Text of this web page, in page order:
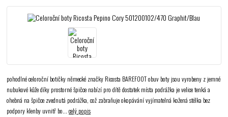
pohodlné celoroční botičky německé značky Ricosta BAREFOOT obuv boty jsou vyrobeny z jemné
nubukové kůže díky prostorné špičce nabízí pro dítě dostatek místa podrážka je velice tenká a
ohebná na špičce zvednutá podrážka, což zabraňuje okopávání vyjímatelná kožená stélka bez
podpory klenby uvnitř bo...celý popis